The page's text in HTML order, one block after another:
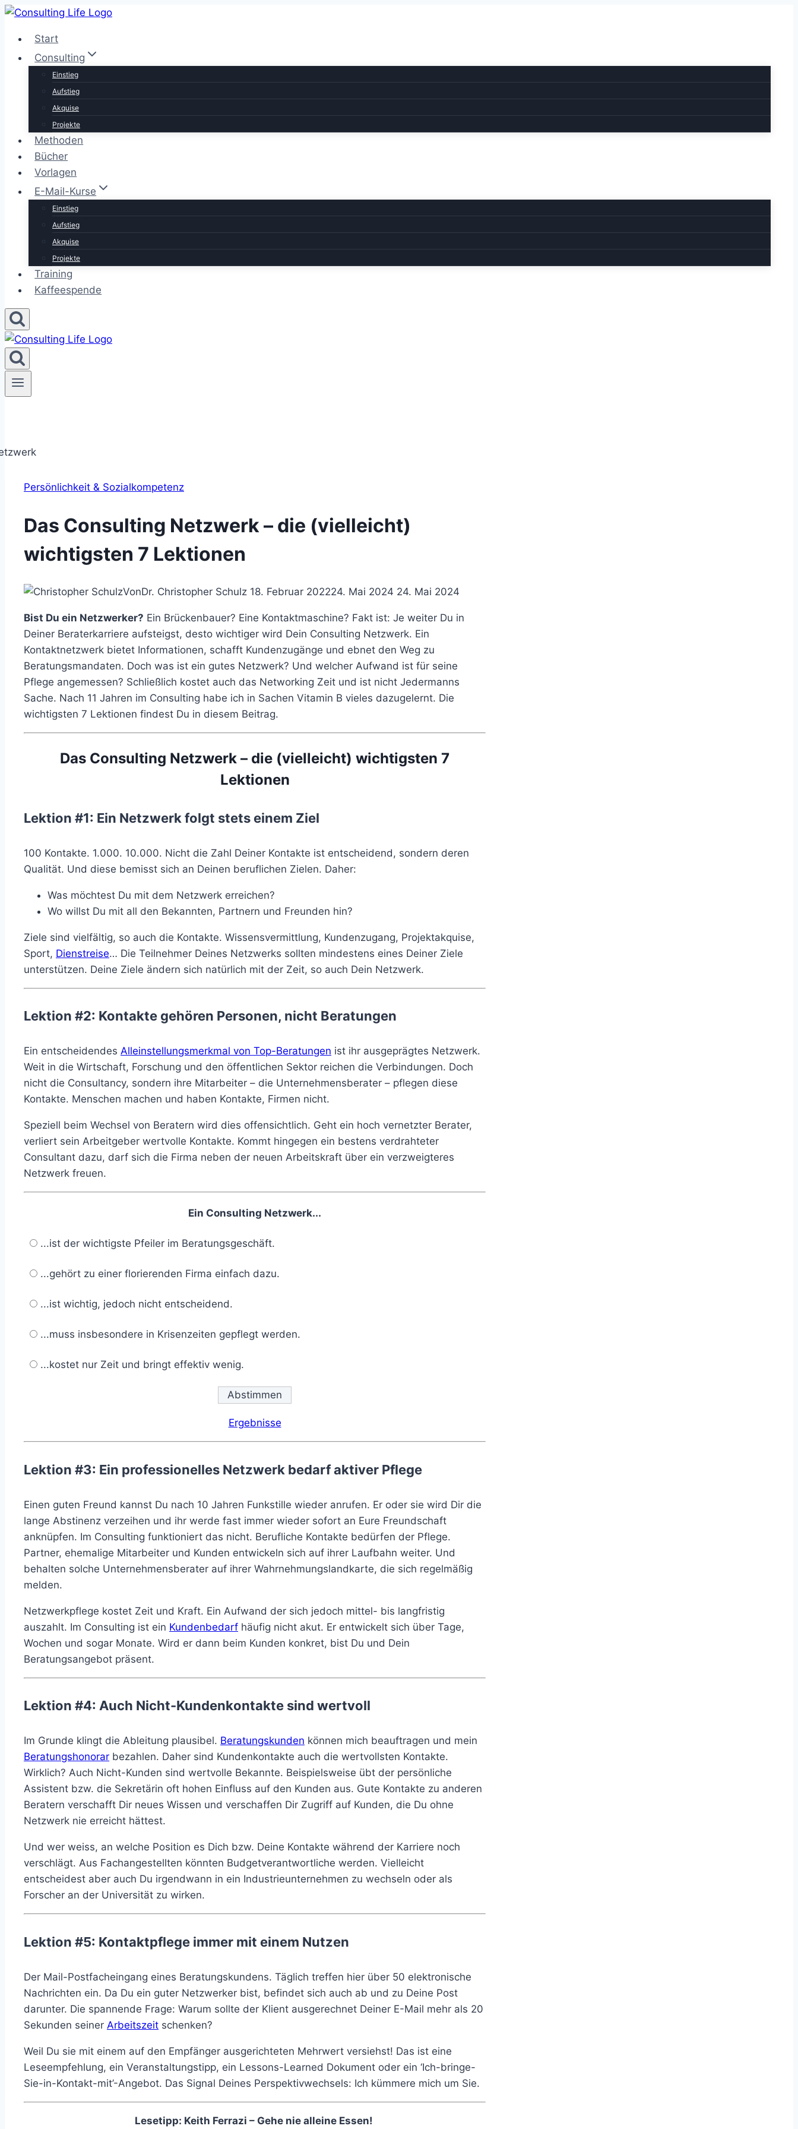
Zum
springenStart
Consulting
Einstieg
Aufstieg
Akquise
Projekte
Methoden
Bücher
Vorlagen
E-Mail-Kurse
Einstieg
Aufstieg
Akquise
Projekte
Training
Kaffeespende
Persönlichkeit & Sozialkompetenz
Das Consulting Netzwerk – die (vielleicht)
wichtigsten 7 Lektionen
VonDr. Christopher Schulz 18. Februar 202224. Mai 2024 24. Mai 2024
Bist Du ein Netzwerker? Ein Brückenbauer? Eine Kontaktmaschine? Fakt ist: Je weiter Du in
Deiner Beraterkarriere aufsteigst, desto wichtiger wird Dein Consulting Netzwerk. Ein
Kontaktnetzwerk bietet Informationen, schafft Kundenzugänge und ebnet den Weg zu
Beratungsmandaten. Doch was ist ein gutes Netzwerk? Und welcher Aufwand ist für seine
Pflege angemessen? Schließlich kostet auch das Networking Zeit und ist nicht Jedermanns
Sache. Nach 11 Jahren im Consulting habe ich in Sachen Vitamin B vieles dazugelernt. Die
wichtigsten 7 Lektionen findest Du in diesem Beitrag.
Das Consulting Netzwerk – die (vielleicht) wichtigsten 7
Lektionen
Lektion #1: Ein Netzwerk folgt stets einem Ziel
100 Kontakte. 1.000. 10.000. Nicht die Zahl Deiner Kontakte ist entscheidend, sondern deren
Qualität. Und diese bemisst sich an Deinen beruflichen Zielen. Daher:
Was möchtest Du mit dem Netzwerk erreichen?
Wo willst Du mit all den Bekannten, Partnern und Freunden hin?
Ziele sind vielfältig, so auch die Kontakte. Wissensvermittlung, Kundenzugang, Projektakquise,
Sport, Dienstreise… Die Teilnehmer Deines Netzwerks sollten mindestens eines Deiner Ziele
unterstützen. Deine Ziele ändern sich natürlich mit der Zeit, so auch Dein Netzwerk.
Lektion #2: Kontakte gehören Personen, nicht Beratungen
Ein entscheidendes Alleinstellungsmerkmal von Top-Beratungen ist ihr ausgeprägtes Netzwerk.
Weit in die Wirtschaft, Forschung und den öffentlichen Sektor reichen die Verbindungen. Doch
nicht die Consultancy, sondern ihre Mitarbeiter – die Unternehmensberater – pflegen diese
Kontakte. Menschen machen und haben Kontakte, Firmen nicht.
Speziell beim Wechsel von Beratern wird dies offensichtlich. Geht ein hoch vernetzter Berater,
verliert sein Arbeitgeber wertvolle Kontakte. Kommt hingegen ein bestens verdrahteter
Consultant dazu, darf sich die Firma neben der neuen Arbeitskraft über ein verzweigteres
Netzwerk freuen.
Ein Consulting Netzwerk...
...ist der wichtigste Pfeiler im Beratungsgeschäft.
...gehört zu einer florierenden Firma einfach dazu.
...ist wichtig, jedoch nicht entscheidend.
...muss insbesondere in Krisenzeiten gepflegt werden.
...kostet nur Zeit und bringt effektiv wenig.
Ergebnisse
Lektion #3: Ein professionelles Netzwerk bedarf aktiver Pflege
Einen guten Freund kannst Du nach 10 Jahren Funkstille wieder anrufen. Er oder sie wird Dir die
lange Abstinenz verzeihen und ihr werde fast immer wieder sofort an Eure Freundschaft
anknüpfen. Im Consulting funktioniert das nicht. Berufliche Kontakte bedürfen der Pflege.
Partner, ehemalige Mitarbeiter und Kunden entwickeln sich auf ihrer Laufbahn weiter. Und
behalten solche Unternehmensberater auf ihrer Wahrnehmungslandkarte, die sich regelmäßig
melden.
Netzwerkpflege kostet Zeit und Kraft. Ein Aufwand der sich jedoch mittel- bis langfristig
auszahlt. Im Consulting ist ein Kundenbedarf häufig nicht akut. Er entwickelt sich über Tage,
Wochen und sogar Monate. Wird er dann beim Kunden konkret, bist Du und Dein
Beratungsangebot präsent.
Lektion #4: Auch Nicht-Kundenkontakte sind wertvoll
Im Grunde klingt die Ableitung plausibel. Beratungskunden können mich beauftragen und mein
Beratungshonorar bezahlen. Daher sind Kundenkontakte auch die wertvollsten Kontakte.
Wirklich? Auch Nicht-Kunden sind wertvolle Bekannte. Beispielsweise übt der persönliche
Assistent bzw. die Sekretärin oft hohen Einfluss auf den Kunden aus. Gute Kontakte zu anderen
Beratern verschafft Dir neues Wissen und verschaffen Dir Zugriff auf Kunden, die Du ohne
Netzwerk nie erreicht hättest.
Und wer weiss, an welche Position es Dich bzw. Deine Kontakte während der Karriere noch
verschlägt. Aus Fachangestellten könnten Budgetverantwortliche werden. Vielleicht
entscheidest aber auch Du irgendwann in ein Industrieunternehmen zu wechseln oder als
Forscher an der Universität zu wirken.
Lektion #5: Kontaktpflege immer mit einem Nutzen
Der Mail-Postfacheingang eines Beratungskundens. Täglich treffen hier über 50 elektronische
Nachrichten ein. Da Du ein guter Netzwerker bist, befindet sich auch ab und zu Deine Post
darunter. Die spannende Frage: Warum sollte der Klient ausgerechnet Deiner E-Mail mehr als 20
Sekunden seiner Arbeitszeit schenken?
Weil Du sie mit einem auf den Empfänger ausgerichteten Mehrwert versiehst! Das ist eine
Leseempfehlung, ein Veranstaltungstipp, ein Lessons-Learned Dokument oder ein ‘Ich-bringe-
Sie-in-Kontakt-mit’-Angebot. Das Signal Deines Perspektivwechsels: Ich kümmere mich um Sie.
Lesetipp: Keith Ferrazi – Gehe nie alleine Essen!